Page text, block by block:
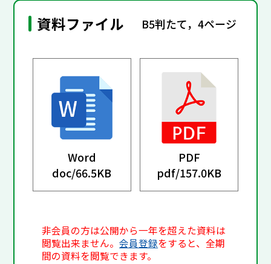
資料ファイル B5判たて，4ページ
Word
doc/66.5KB
PDF
pdf/157.0KB
非会員の方は公開から一年を超えた資料は
閲覧出来ません。会員登録をすると、全期
間の資料を閲覧できます。